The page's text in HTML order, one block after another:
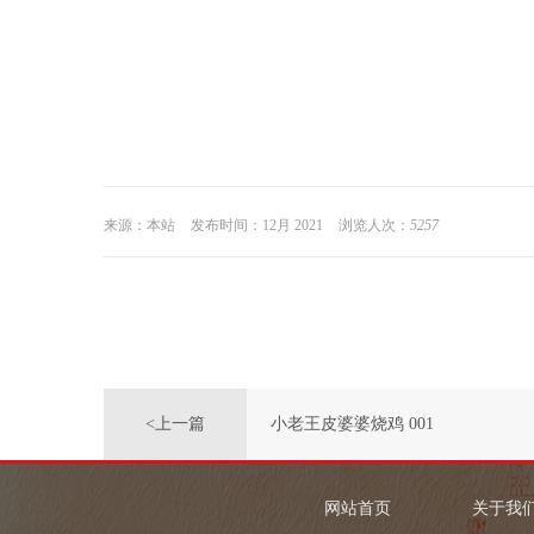
来源：本站 发布时间：12月 2021 浏览人次： 5257
<上一篇 小老王皮婆婆烧鸡 001
网站首页 关于我